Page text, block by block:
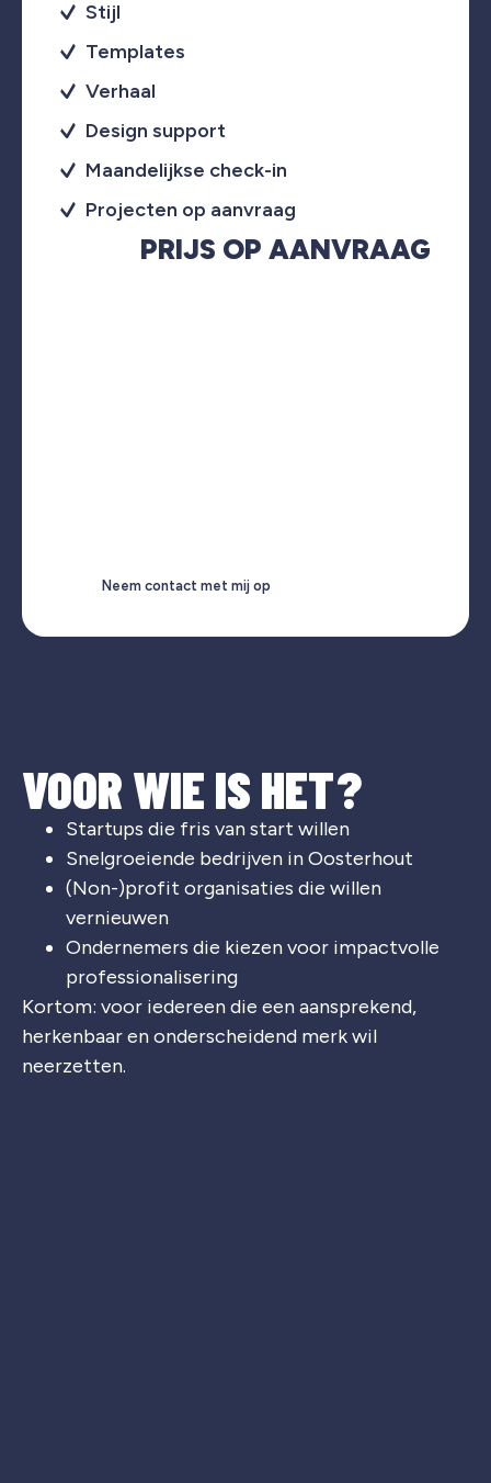
Stijl
Templates
Verhaal
Design support
Maandelijkse check-in
Projecten op aanvraag
PRIJS OP AANVRAAG
Neem contact met mij op
VOOR WIE IS HET?
Startups die fris van start willen
Snelgroeiende bedrijven in Oosterhout
(Non-)profit organisaties die willen
vernieuwen
Ondernemers die kiezen voor impactvolle
professionalisering
Kortom: voor iedereen die een aansprekend,
herkenbaar en onderscheidend merk wil
neerzetten.